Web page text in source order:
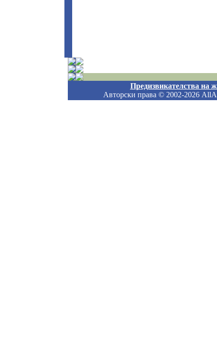
Предизвикателства на
Авторски права © 2002-2026